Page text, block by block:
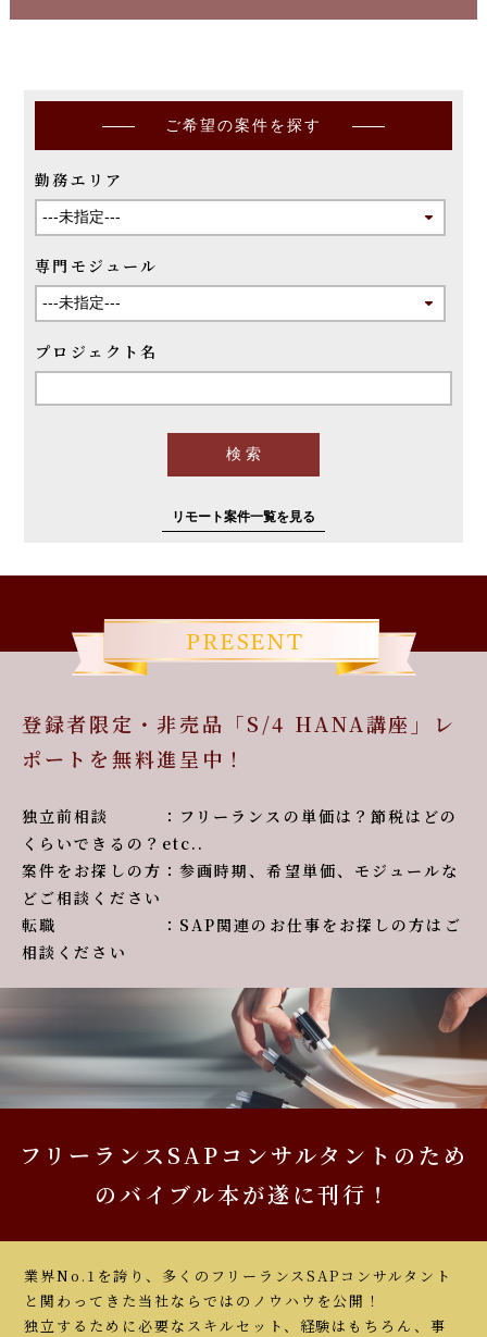
ご希望の案件を探す
勤務エリア
専門モジュール
プロジェクト名
リモート案件一覧を見る
登録者限定・非売品「S/4 HANA講座」レ
ポートを無料進呈中！
独立前相談 ：フリーランスの単価は？節税はどの
くらいできるの？etc..
案件をお探しの方：参画時期、希望単価、モジュールな
どご相談ください
転職 ：SAP関連のお仕事をお探しの方はご
相談ください
フリーランスSAPコンサルタントのため
のバイブル本が遂に刊行！
業界No.1を誇り、多くのフリーランスSAPコンサルタント
と関わってきた当社ならではのノウハウを公開！
独立するために必要なスキルセット、経験はもちろん、事